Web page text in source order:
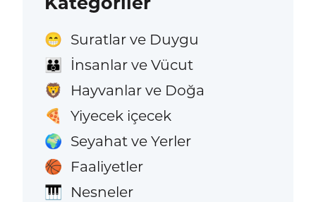
😁 Suratlar ve Duygu
👪 İnsanlar ve Vücut
🦁 Hayvanlar ve Doğa
🍕 Yiyecek içecek
🌍 Seyahat ve Yerler
🏀 Faaliyetler
🎹 Nesneler